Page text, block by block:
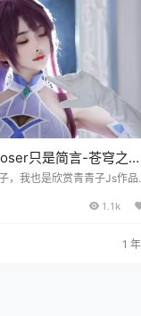
只是简言-苍穹之枪
，我也是欣赏青青子Js作品
她以扮演各种经典角色而闻
轻松驾驭。 免费套图，文章
品就像是一个个魔法宝盒，
1.1k
1